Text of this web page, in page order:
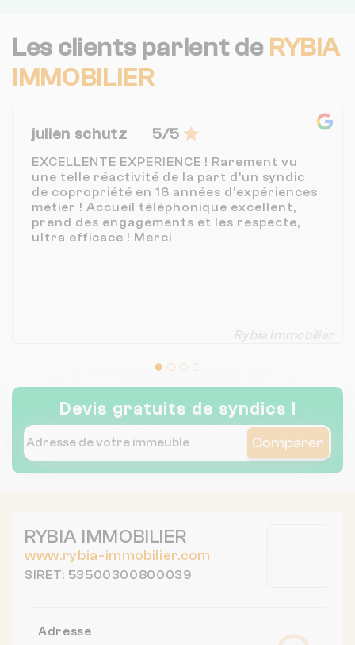
Les clients parlent de RYBIA
IMMOBILIER
julien schutz 5/5
EXCELLENTE EXPERIENCE ! Rarement vu
une telle réactivité de la part d'un syndic
de copropriété en 16 années d'expériences
métier ! Accueil téléphonique excellent,
prend des engagements et les respecte,
ultra efficace ! Merci
Rybia Immobilier
Devis gratuits de syndics !
Comparer
RYBIA IMMOBILIER
www.rybia-immobilier.com
SIRET: 53500300800039
Adresse